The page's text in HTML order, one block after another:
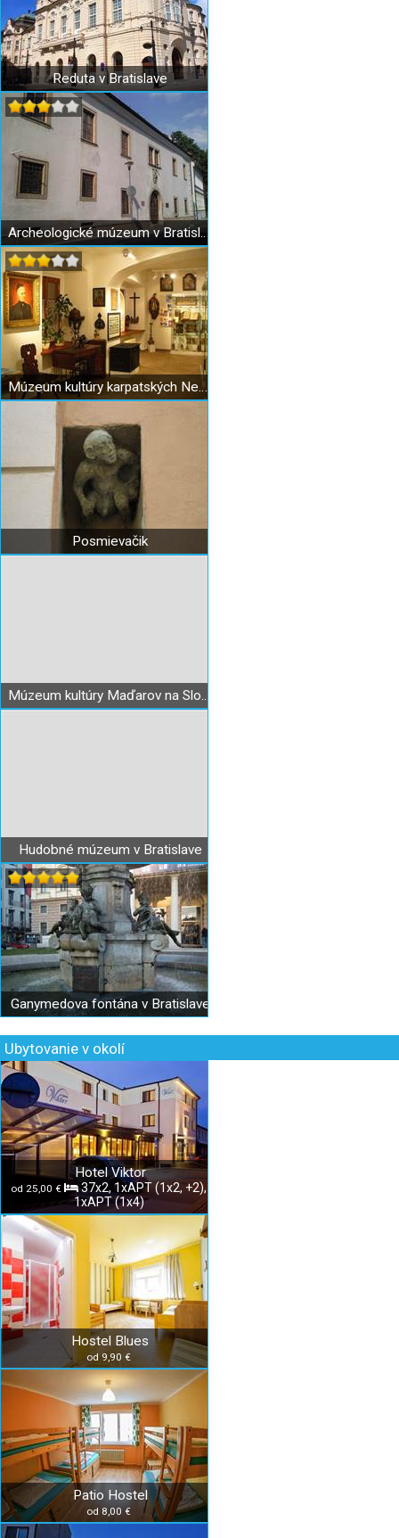
Reduta v Bratislave
Archeologické múzeum v Bratislave
Múzeum kultúry karpatských Nemcov v Bratislave
Posmievačik
Múzeum kultúry Maďarov na Slovensku Bratislava
Hudobné múzeum v Bratislave
Ganymedova fontána v Bratislave
Ubytovanie v okolí
Hotel Viktor
od 25,00 €
37x2, 1xAPT (1x2, +2),
1xAPT (1x4)
Hostel Blues
od 9,90 €
Patio Hostel
od 8,00 €